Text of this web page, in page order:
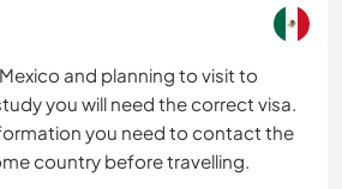
and planning to visit to
you will need the correct visa.
you need to contact the
country before travelling.